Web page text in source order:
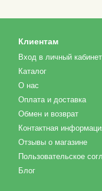
Клиентам
Вход в личный кабинет
Каталог
О нас
Оплата и доставка
Обмен и возврат
Контактная
Отзывы о магазине
Пользовательское
Блог